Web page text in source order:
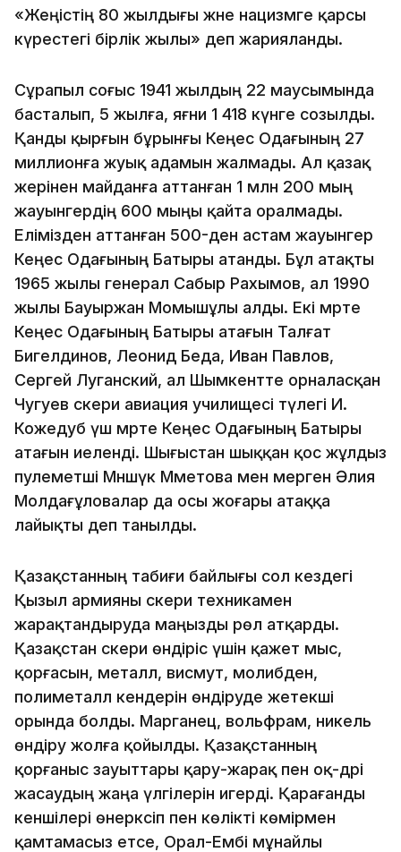
«Жеңістің 80 жылдығы және нацизмге қарсы
күрестегі бірлік жылы» деп жарияланды.
Сұрапыл соғыс 1941 жылдың 22 маусымында
басталып, 5 жылға, яғни 1 418 күнге созылды.
Қанды қырғын бұрынғы Кеңес Одағының 27
миллионға жуық адамын жалмады. Ал қазақ
жерінен майданға аттанған 1 млн 200 мың
жауынгердің 600 мыңы қайта оралмады.
Елімізден аттанған 500-ден астам жауынгер
Кеңес Одағының Батыры атанды. Бұл атақты
1965 жылы генерал Сабыр Рахымов, ал 1990
жылы Бауыржан Момышұлы алды. Екі мәрте
Кеңес Одағының Батыры атағын Талғат
Бигелдинов, Леонид Беда, Иван Павлов,
Сергей Луганский, ал Шымкентте орналасқан
Чугуев әскери авиация училищесі түлегі И.
Кожедуб үш мәрте Кеңес Одағының Батыры
атағын иеленді. Шығыстан шыққан қос жұлдыз
пулеметші Мәншүк Мәметова мен мерген Әлия
Молдағұловалар да осы жоғары атаққа
лайықты деп танылды.
Қазақстанның табиғи байлығы сол кездегі
Қызыл армияны әскери техникамен
жарақтандыруда маңызды рөл атқарды.
Қазақстан әскери өндіріс үшін қажет мыс,
қорғасын, металл, висмут, молибден,
полиметалл кендерін өндіруде жетекші
орында болды. Марганец, вольфрам, никель
өндіру жолға қойылды. Қазақстанның
қорғаныс зауыттары қару-жарақ пен оқ-дәрі
жасаудың жаңа үлгілерін игерді. Қарағанды
кеншілері өнеркәсіп пен көлікті көмірмен
қамтамасыз етсе, Орал-Ембі мұнайлы